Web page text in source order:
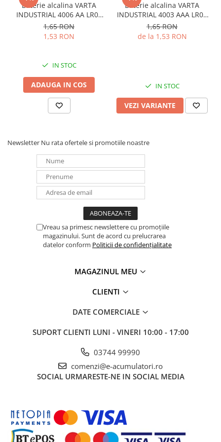
Panouri portabile
Racire/Incalzire
Statii energie portabile
Intrerupatoare si prize
Dulapuri pentru cablare
Lumina (Becuri si Lanterne)
Laptop & PC accesorii, baterii,
cabluri USB, prelungitoare USB
Cablu de date si Adaptoare
Solutii solare portabile
Acumulatori
Pompe de caldura
Baterie alcalina VARTA
INDUSTRIAL 4006 AA LR06
1.5V bulk
1,65 RON
1,53 RON
IN STOC
ADAUGA IN COS
Baterie alcalina VARTA
INDUSTRIAL 4003 AAA LR03
1.5V
1,65 RON
de la 1,53 RON
IN STOC
VEZI VARIANTE
Newsletter Nu rata ofertele si promotiile noastre
Vreau sa primesc newslettere cu promoțiile
magazinului. Sunt de acord cu prelucrarea
datelor conform Politicii de confidențialitate
MAGAZINUL MEU
CLIENTI
DATE COMERCIALE
SUPORT CLIENTI LUNI - VINERI 10:00 - 17:00
03744 99990
comenzi@e-acumulatori.ro
SOCIAL URMARESTE-NE IN SOCIAL MEDIA